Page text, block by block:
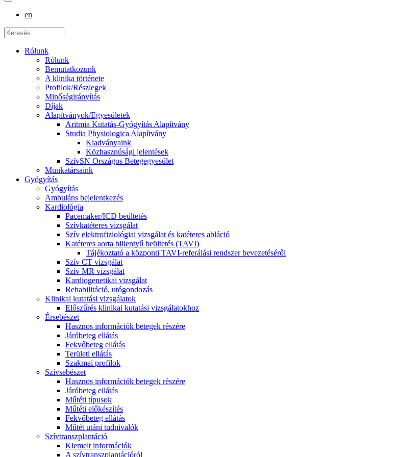
en
Rólunk
Rólunk
Bemutatkozunk
A klinika története
Profilok/Részlegek
Minőségirányítás
Díjak
Alapítványok/Egyesületek
Aritmia Kutatás-Gyógyítás Alapítvány
Studia Physiologica Alapítvány
Kiadványaink
Közhasznúsági jelentések
SzívSN Országos Betegegyesület
Munkatársaink
Gyógyítás
Gyógyítás
Ambuláns bejelentkezés
Kardiológia
Pacemaker/ICD beültetés
Szívkatéteres vizsgálat
Szív elektrofiziológiai vizsgálat és katéteres abláció
Katéteres aorta billentyű beültetés (TAVI)
Tájékoztató a központi TAVI-referálási rendszer bevezetéséről
Szív CT vizsgálat
Szív MR vizsgálat
Kardiogenetikai vizsgálat
Rehabilitáció, utógondozás
Klinikai kutatási vizsgálatok
Előszűrés klinikai kutatási vizsgálatokhoz
Érsebészet
Hasznos információk betegek részére
Járóbeteg ellátás
Fekvőbeteg ellátás
Területi ellátás
Szakmai profilok
Szívsebészet
Hasznos információk betegek részére
Járóbeteg ellátás
Műtéti típusok
Műtéti előkészítés
Fekvőbeteg ellátás
Műtét utáni tudnivalók
Szívtranszplantáció
Kiemelt információk
A szívtranszplantációról